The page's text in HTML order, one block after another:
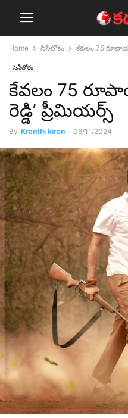
Home సినీలోకం కేవలం 75
సినీలోకం
కేవలం 75
రెడ్డి’ ప్రీమియర్స్
By Kranthi kiran - 06/11/2024